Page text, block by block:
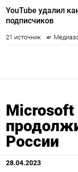
России
28.04.2023